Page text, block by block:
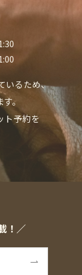
いるため、
。
ト予約を
！／